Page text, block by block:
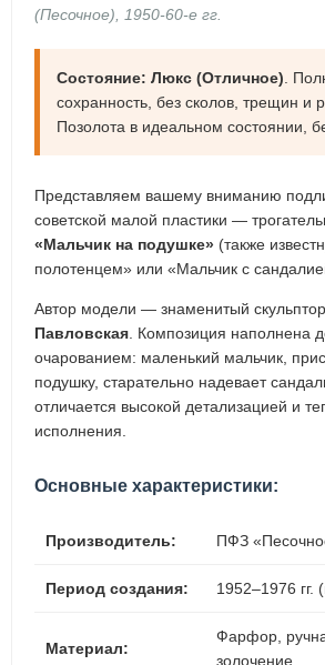
(Песочное), 1950-60-е гг.
Состояние: Люкс (Отличное) .
сохранность, без сколов, трещин и
Позолота в идеальном состоянии,
Представляем вашему вниманию
советской малой пластики —
«Мальчик на подушке» (также
полотенцем» или «Мальчик с
Автор модели — знаменитый скульптор
Павловская . Композиция наполнена
очарованием: маленький мальчик,
подушку, старательно надевает
отличается высокой детализацией и
исполнения.
Основные характеристики:
Производитель: ПФЗ
Период создания: 1952–1976 гг.
Материал:
Фарфор,
золочение